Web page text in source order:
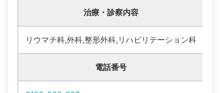
治療・診察内容
リウマチ科,外科,整形外科,リハビリテーション科
電話番号